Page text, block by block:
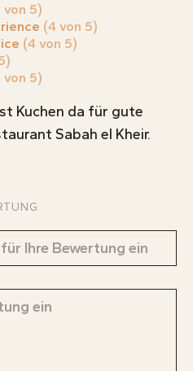
von 5)
(4 von 5)
(4 von 5)
von 5)
Kuchen da für gute
Sabah el Kheir.